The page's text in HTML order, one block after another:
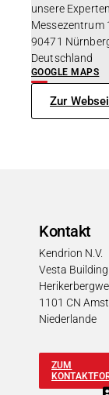
unsere Experten.
Messezentrum
90471
Deutschland
GOOGLE MAPS
Zur
Kontakt
Kendrion N.V.
Vesta
1101 CN
Niederlande
ZUM